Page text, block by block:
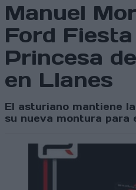
Manuel
Ford
Princesa
en Llanes
El asturiano mantiene
su nueva montura para